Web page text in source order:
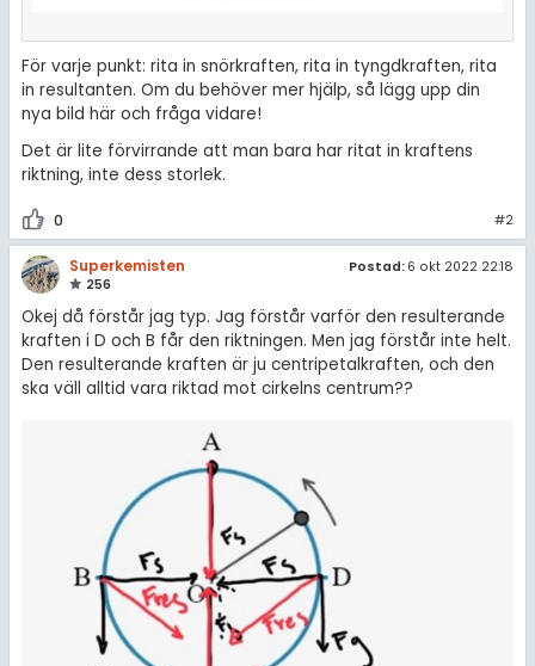
För varje punkt: rita in snörkraften, rita in tyngdkraften, rita
in resultanten. Om du behöver mer hjälp, så lägg upp din
nya bild här och fråga vidare!
Det är lite förvirrande att man bara har ritat in kraftens
riktning, inte dess storlek.
0 #2
Superkemisten
256
Postad: 6 okt 2022 22:18
Okej då förstår jag typ. Jag förstår varför den resulterande
kraften i D och B får den riktningen. Men jag förstår inte helt.
Den resulterande kraften är ju centripetalkraften, och den
ska väll alltid vara riktad mot cirkelns centrum??